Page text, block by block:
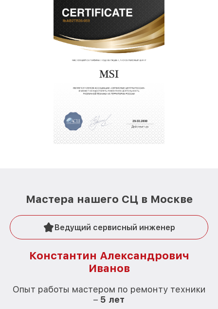
Мастера нашего СЦ в Москве
Ведущий сервисный инженер
Константин Александрович
Иванов
Опыт работы мастером по ремонту техники
– 5 лет